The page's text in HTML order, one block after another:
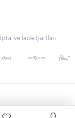
İptal ve İade Şartları